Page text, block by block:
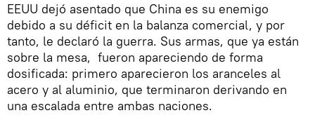
EEUU dejó asentado que China es su enemigo
debido a su déficit en la balanza comercial, y por
tanto, le declaró la guerra. Sus armas, que ya están
sobre la mesa, fueron apareciendo de forma
dosificada: primero aparecieron los aranceles al
acero y al aluminio, que terminaron derivando en
una escalada entre ambas naciones.